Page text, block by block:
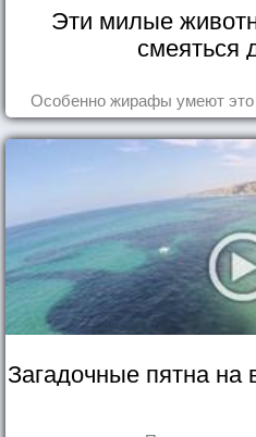
Эти милые
смеяться
Особенно жирафы умеют
Загадочные пятна на